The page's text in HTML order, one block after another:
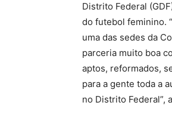
Distrito Federal
do futebol feminino.
uma das sedes da
parceria muito boa
aptos, reformados,
para a gente toda a
no Distrito Federal”,